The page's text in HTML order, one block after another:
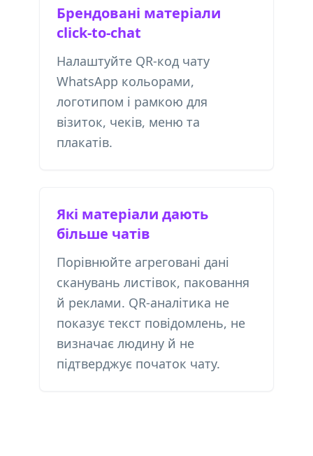
Брендовані матеріали
click-to-chat
Налаштуйте QR-код чату
WhatsApp кольорами,
логотипом і рамкою для
візиток, чеків, меню та
плакатів.
Які матеріали дають
більше чатів
Порівнюйте агреговані дані
сканувань листівок, паковання
й реклами. QR-аналітика не
показує текст повідомлень, не
визначає людину й не
підтверджує початок чату.